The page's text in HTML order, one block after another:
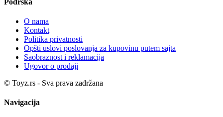
O nama
Kontakt
Politika privatnosti
Opšti uslovi poslovanja za kupovinu putem sajta
Saobraznost i reklamacija
Ugovor o prodaji
© Toyz.rs - Sva prava zadržana
Navigacija